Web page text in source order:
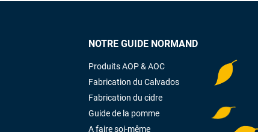
NOTRE GUIDE NORMAND
Produits AOP & AOC
Fabrication du Calvados
Fabrication du cidre
Guide de la pomme
A faire soi-même